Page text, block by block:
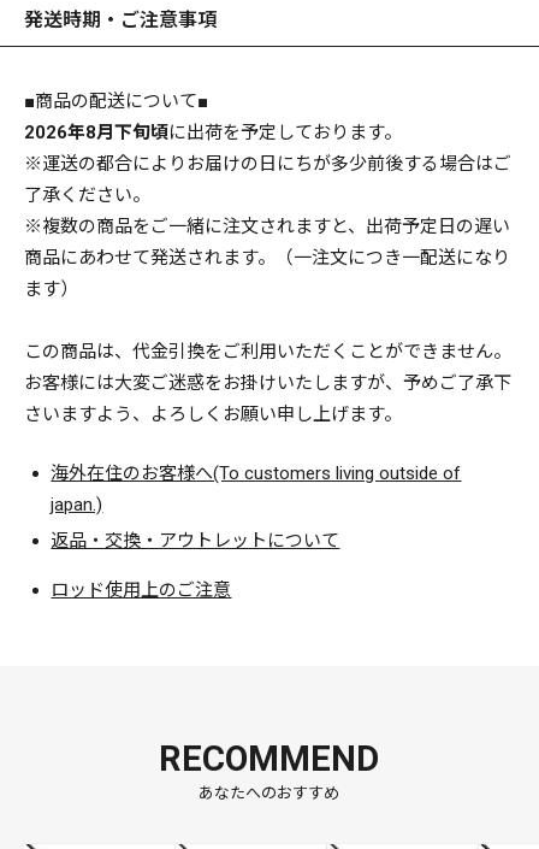
目指したのは、「最初の1本が、いきなりハイスペック」で
あることだった。
あまたあるバスロッドの中で、あなたが最後のゲームに挑む
その日まで、長く愛竿・相棒でいられるロッド。そんなユニ
バーサルなハイスペックを求めるならば、レヴァンテしかな
いだろう。
発送時期・ご注意事項
■商品の配送について■
2026年8月下旬頃に出荷を予定しております。
※運送の都合によりお届けの日にちが多少前後する場合はご
了承ください。
※複数の商品をご一緒に注文されますと、出荷予定日の遅い
商品にあわせて発送されます。（一注文につき一配送になり
ます）
この商品は、代金引換をご利用いただくことができません。
お客様には大変ご迷惑をお掛けいたしますが、予めご了承下
さいますよう、よろしくお願い申し上げます。
海外在住のお客様へ(To customers living outside of
japan.)
返品・交換・アウトレットについて
ロッド使用上のご注意
RECOMMEND
あなたへのおすすめ